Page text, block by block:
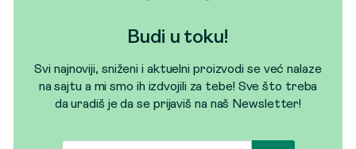
Budi u toku!
Svi najnoviji, sniženi i aktuelni proizvodi se već nalaze
na sajtu a mi smo ih izdvojili za tebe! Sve što treba
da uradiš je da se prijaviš na naš Newsletter!